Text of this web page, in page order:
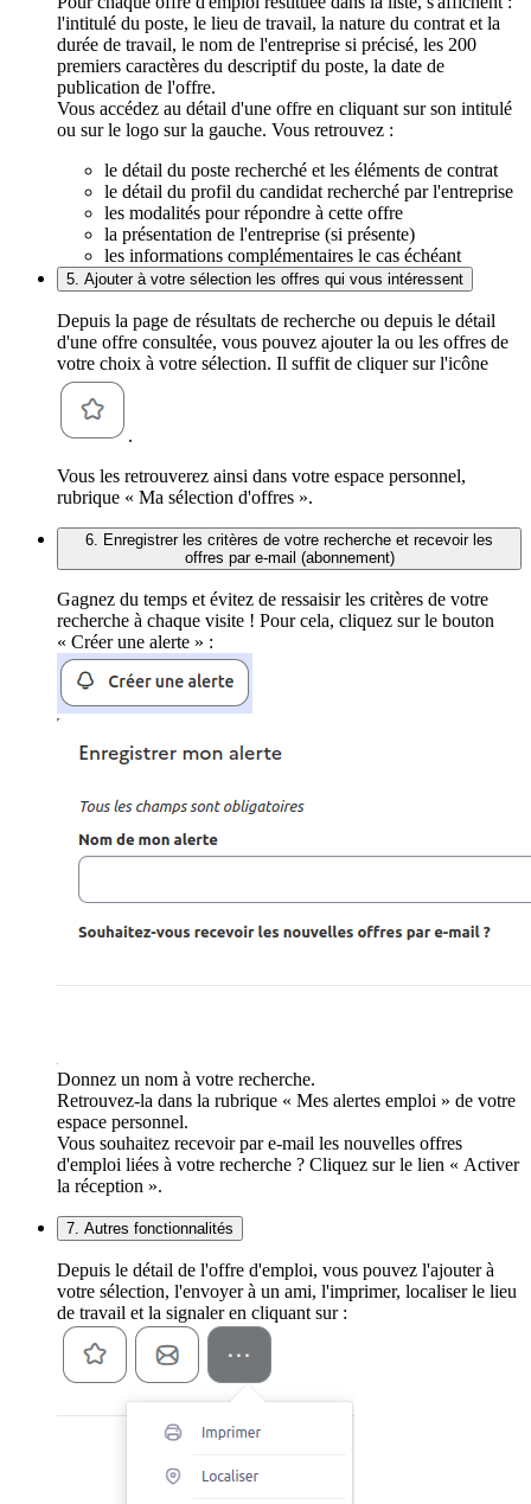
l'intitulé du poste, le lieu de travail, la nature du contrat et la
durée de travail, le nom de l'entreprise si précisé, les 200
premiers caractères du descriptif du poste, la date de
publication de l'offre.
Vous accédez au détail d'une offre en cliquant sur son intitulé
ou sur le logo sur la gauche. Vous retrouvez :
le détail du poste recherché et les éléments de contrat
le détail du profil du candidat recherché par l'entreprise
les modalités pour répondre à cette offre
la présentation de l'entreprise (si présente)
les informations complémentaires le cas échéant
5. Ajouter à votre sélection les offres qui vous intéressent
Depuis la page de résultats de recherche ou depuis le détail
d'une offre consultée, vous pouvez ajouter la ou les offres de
votre choix à votre sélection. Il suffit de cliquer sur l'icône
.
Vous les retrouverez ainsi dans votre espace personnel,
rubrique « Ma sélection d'offres ».
6. Enregistrer les critères de votre recherche et recevoir les
offres par e-mail (abonnement)
Gagnez du temps et évitez de ressaisir les critères de votre
recherche à chaque visite ! Pour cela, cliquez sur le bouton
« Créer une alerte » :
Donnez un nom à votre recherche.
Retrouvez-la dans la rubrique « Mes alertes emploi » de votre
espace personnel.
Vous souhaitez recevoir par e-mail les nouvelles offres
d'emploi liées à votre recherche ? Cliquez sur le lien « Activer
la réception ».
7. Autres fonctionnalités
Depuis le détail de l'offre d'emploi, vous pouvez l'ajouter à
votre sélection, l'envoyer à un ami, l'imprimer, localiser le lieu
de travail et la signaler en cliquant sur :